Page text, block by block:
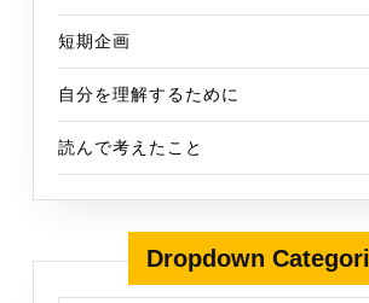
短期企画
自分を理解するために
読んで考えたこと
Dropdown